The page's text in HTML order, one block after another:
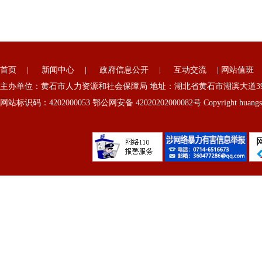
首页 新闻中心 政府信息公开 互动交流 网站值班
主办单位：黄石市人力资源和社会保障局 地址：湖北省黄石市湖滨大
网站标识码：4202000053 鄂公网安备 42020202000082号 Copyright